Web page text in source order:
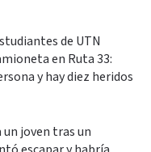
de UTN
en Ruta 33:
y hay diez heridos
joven tras un